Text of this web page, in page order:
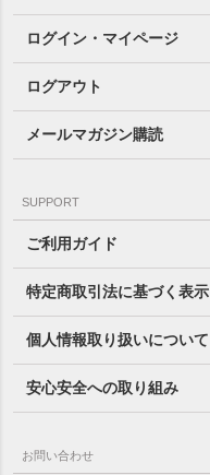
ログイン・マイページ
ログアウト
メールマガジン購読
SUPPORT
ご利用ガイド
特定商取引法に基づく表示
個人情報取り扱いについて
安心安全への取り組み
お問い合わせ